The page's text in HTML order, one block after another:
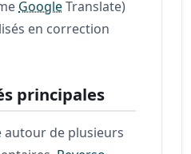
GoogleTranslate)
en correction
principales
autour de plusieurs